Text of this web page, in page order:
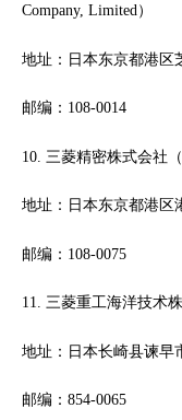
Company, Limited）
地址：日本东京都港区
邮编：108-0014
10. 三菱精密株式会社（
地址：日本东京都港区
邮编：108-0075
11. 三菱重工海洋技术
地址：日本长崎县谏早
邮编：854-0065